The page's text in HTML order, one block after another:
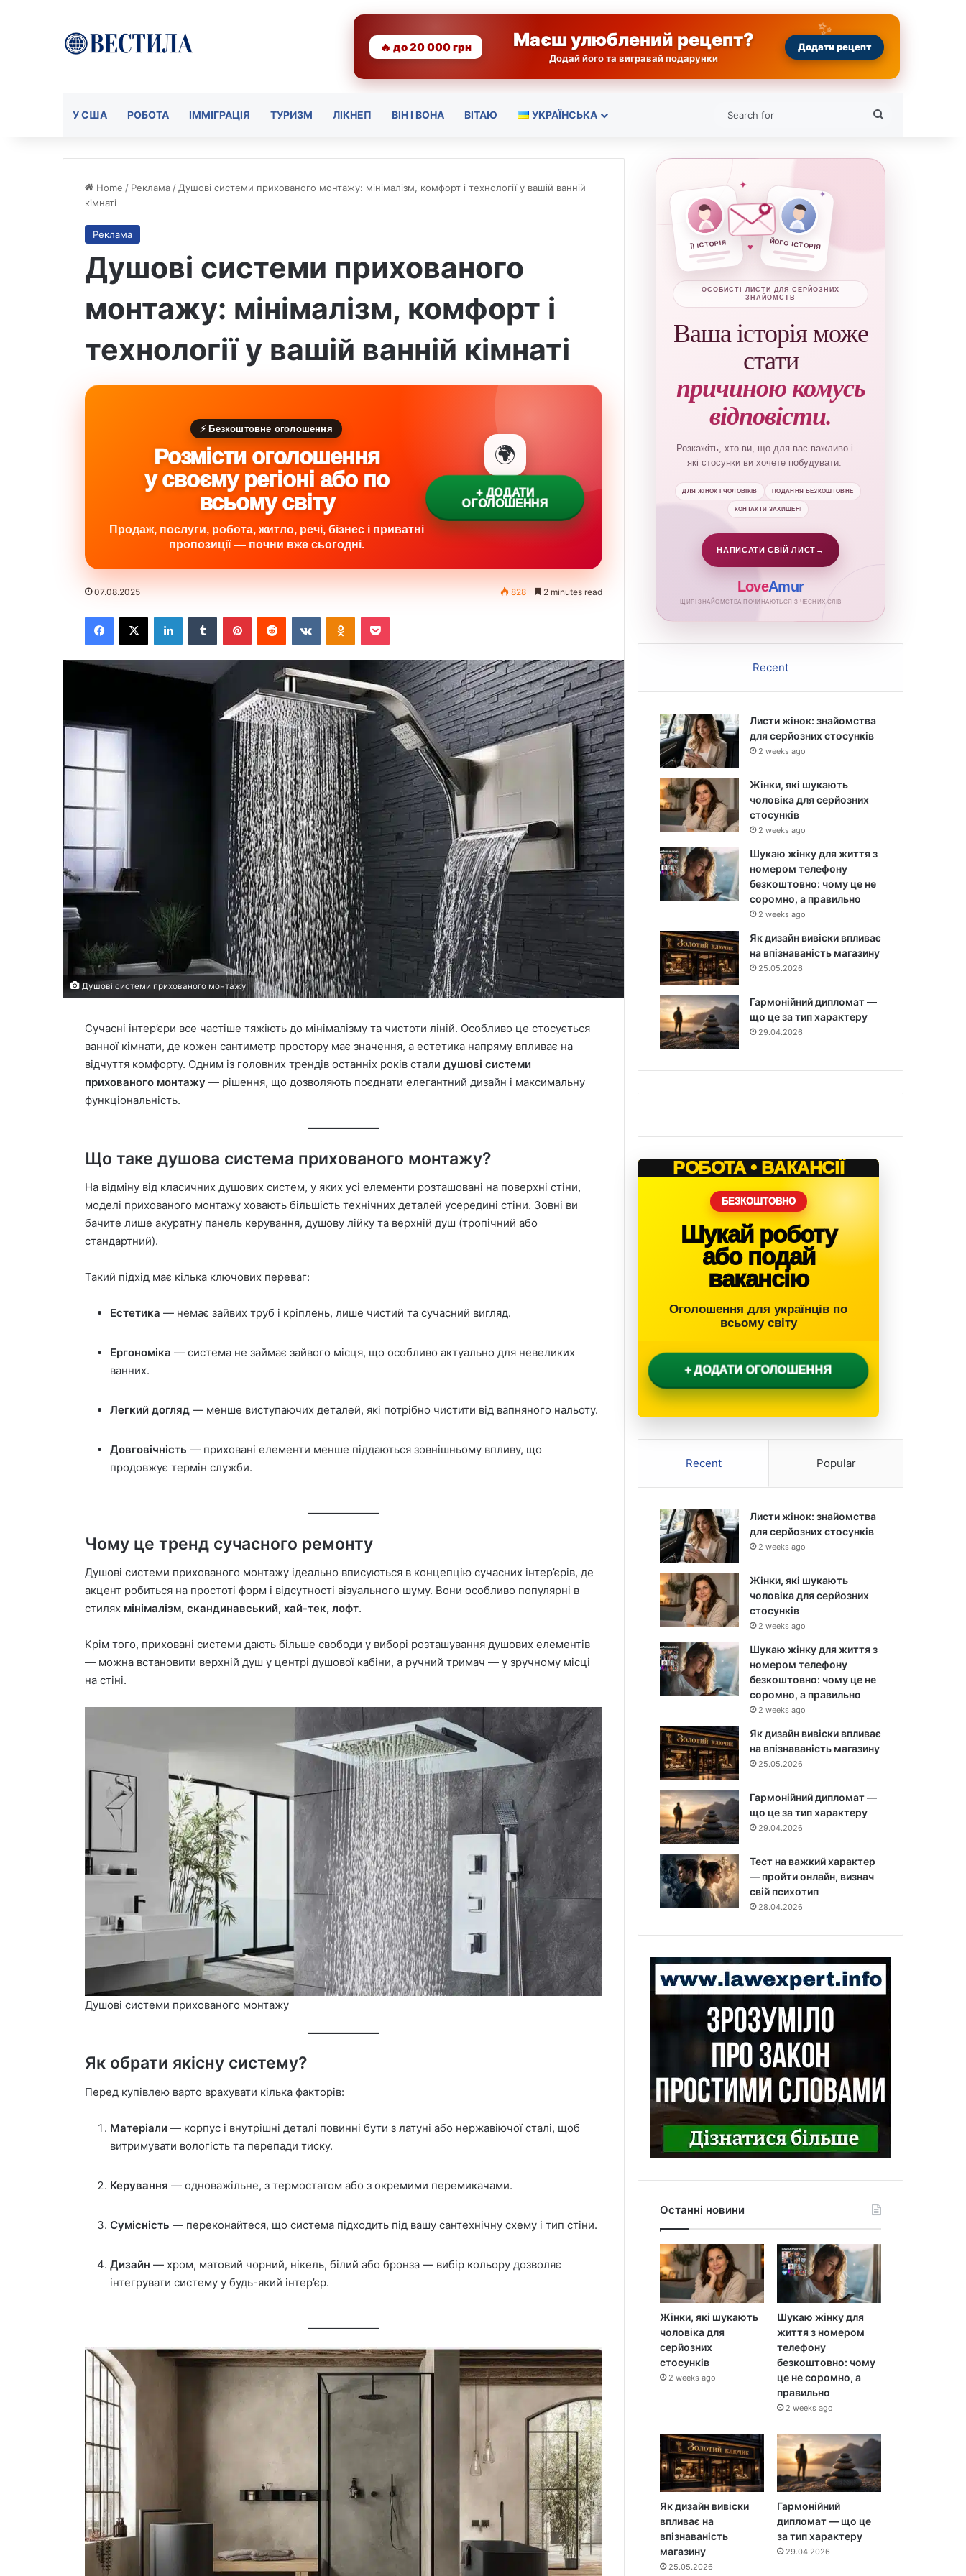
🔥 до 20 000 грн Маєш улюблений рецепт?
Додай його та вигравай подарунки
Додати рецепт
У США РОБОТА ІММІГРАЦІЯ ТУРИЗМ ЛІКНЕП ВІН І ВОНА ВІТАЮ УКРАЇНСЬКА
Home / Реклама / Душові системи прихованого монтажу: мінімалізм, комфорт і технології у вашій ванній
кімнаті
Реклама
Душові системи прихованого
монтажу: мінімалізм, комфорт і
технології у вашій ванній кімнаті
⚡ Безкоштовне оголошення
Розмісти оголошення
у своєму регіоні або по
всьому світу
Продаж, послуги, робота, житло, речі, бізнес і приватні
пропозиції — почни вже сьогодні.
🌍
+ ДОДАТИ
ОГОЛОШЕННЯ
07.08.2025 828 2 minutes read
Facebook
X LinkedInTumblr PinterestReddit VKontakteOdnoklassniki
Pocket
Душові системи прихованого монтажу
Сучасні інтер’єри все частіше тяжіють до мінімалізму та чистоти ліній. Особливо це стосується
ванної кімнати, де кожен сантиметр простору має значення, а естетика напряму впливає на
відчуття комфорту. Одним із головних трендів останніх років стали душові системи
прихованого монтажу — рішення, що дозволяють поєднати елегантний дизайн і максимальну
функціональність.
Що таке душова система прихованого монтажу?
На відміну від класичних душових систем, у яких усі елементи розташовані на поверхні стіни,
моделі прихованого монтажу ховають більшість технічних деталей усередині стіни. Зовні ви
бачите лише акуратну панель керування, душову лійку та верхній душ (тропічний або
стандартний).
Такий підхід має кілька ключових переваг:
Естетика — немає зайвих труб і кріплень, лише чистий та сучасний вигляд.
Ергономіка — система не займає зайвого місця, що особливо актуально для невеликих
ванних.
Легкий догляд — менше виступаючих деталей, які потрібно чистити від вапняного нальоту.
Довговічність — приховані елементи менше піддаються зовнішньому впливу, що
продовжує термін служби.
Чому це тренд сучасного ремонту
Душові системи прихованого монтажу ідеально вписуються в концепцію сучасних інтер’єрів, де
акцент робиться на простоті форм і відсутності візуального шуму. Вони особливо популярні в
стилях мінімалізм, скандинавський, хай-тек, лофт.
Крім того, приховані системи дають більше свободи у виборі розташування душових елементів
— можна встановити верхній душ у центрі душової кабіни, а ручний тримач — у зручному місці
на стіні.
Душові системи прихованого монтажу
Як обрати якісну систему?
Перед купівлею варто врахувати кілька факторів:
Матеріали — корпус і внутрішні деталі повинні бути з латуні або нержавіючої сталі, щоб
витримувати вологість та перепади тиску.
Керування — одноважільне, з термостатом або з окремими перемикачами.
Сумісність — переконайтеся, що система підходить під вашу сантехнічну схему і тип стіни.
Дизайн — хром, матовий чорний, нікель, білий або бронза — вибір кольору дозволяє
інтегрувати систему у будь-який інтер’єр.
ЇЇ ІСТОРІЯ ЙОГО ІСТОРІЯ
✦
♥
✦
ОСОБИСТІ ЛИСТИ ДЛЯ СЕРЙОЗНИХ
ЗНАЙОМСТВ
Ваша історія може
стати
причиною комусь
відповісти.
Розкажіть, хто ви, що для вас важливо і
які стосунки ви хочете побудувати.
ДЛЯ ЖІНОК І ЧОЛОВІКІВ ПОДАННЯ БЕЗКОШТОВНЕ
КОНТАКТИ ЗАХИЩЕНІ
НАПИСАТИ СВІЙ ЛИСТ →
LoveAmur
ЩИРІ ЗНАЙОМСТВА ПОЧИНАЮТЬСЯ З ЧЕСНИХ СЛІВ
Recent
Листи жінок: знайомства
для серйозних стосунків
2 weeks ago
Жінки, які шукають
чоловіка для серйозних
стосунків
2 weeks ago
Шукаю жінку для життя з
номером телефону
безкоштовно: чому це не
соромно, а правильно
2 weeks ago
Як дизайн вивіски впливає
на впізнаваність магазину
25.05.2026
Гармонійний дипломат —
що це за тип характеру
29.04.2026
РОБОТА • ВАКАНСІЇ
БЕЗКОШТОВНО
Шукай роботу
або подай
вакансію
Оголошення для українців по
всьому світу
+ ДОДАТИ ОГОЛОШЕННЯ
Recent Popular
Листи жінок: знайомства
для серйозних стосунків
2 weeks ago
Жінки, які шукають
чоловіка для серйозних
стосунків
2 weeks ago
Шукаю жінку для життя з
номером телефону
безкоштовно: чому це не
соромно, а правильно
2 weeks ago
Як дизайн вивіски впливає
на впізнаваність магазину
25.05.2026
Гармонійний дипломат —
що це за тип характеру
29.04.2026
Тест на важкий характер
— пройти онлайн, визнач
свій психотип
28.04.2026
Останні новини
Жінки, які шукають
чоловіка для
серйозних
стосунків
2 weeks ago
Шукаю жінку для
життя з номером
телефону
безкоштовно: чому
це не соромно, а
правильно
2 weeks ago
Як дизайн вивіски
впливає на
впізнаваність
магазину
25.05.2026
Гармонійний
дипломат — що це
за тип характеру
29.04.2026